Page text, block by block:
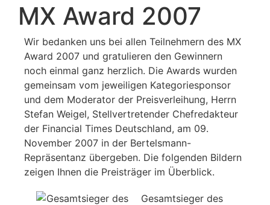
MX Award 2007
Wir bedanken uns bei allen Teilnehmern des MX
Award 2007 und gratulieren den Gewinnern
noch einmal ganz herzlich. Die Awards wurden
gemeinsam vom jeweiligen Kategoriesponsor
und dem Moderator der Preisverleihung, Herrn
Stefan Weigel, Stellvertretender Chefredakteur
der Financial Times Deutschland, am 09.
November 2007 in der Bertelsmann-
Repräsentanz übergeben. Die folgenden Bildern
zeigen Ihnen die Preisträger im Überblick.
Gesamtsieger des